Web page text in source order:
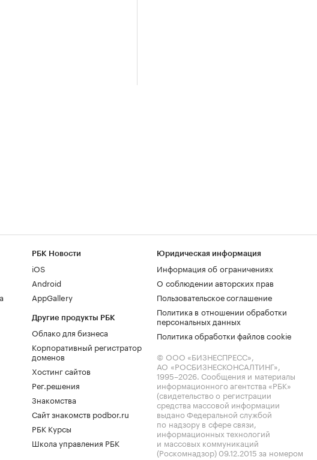
РБК Новости
iOS
Android
AppGallery
Другие продукты РБК
Облако для бизнеса
Корпоративный регистратор
доменов
Хостинг сайтов
Рег.решения
Знакомства
Сайт знакомств podbor.ru
РБК Курсы
Школа управления РБК
Юридическая информация
Информация об ограничениях
О соблюдении авторских прав
Пользовательское соглашение
Политика в отношении обработки
персональных данных
Политика обработки файлов cookie
© ООО «БИЗНЕСПРЕСС»,
АО «РОСБИЗНЕСКОНСАЛТИНГ»,
1995–2026. Сообщения и материалы
информационного агентства «РБК»
(свидетельство о регистрации
средства массовой информации
выдано Федеральной службой
по надзору в сфере связи,
информационных технологий
и массовых коммуникаций
(Роскомнадзор) 09.12.2015 за номером